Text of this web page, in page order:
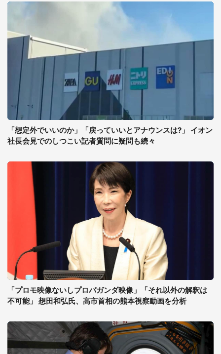
「想定外でいいのか」「戻っていいとアナウンスは?」 イオン
社長会見でのしつこい記者質問に疑問も続々
「プロモ映像ないしプロパガンダ映像」「それ以外の解釈は
不可能」 想田和弘氏、高市首相の熊本視察動画を分析